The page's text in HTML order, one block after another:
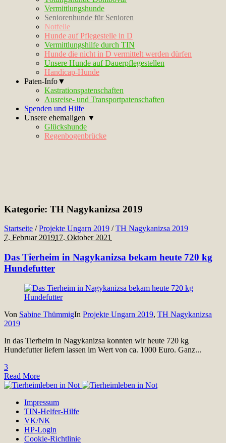
Vermittlungshunde
Seniorenhunde für Senioren
Notfelle
Hunde auf Pflegestelle in D
Vermittlungshilfe durch TIN
Hunde die nicht in D vermittelt werden dürfen
Unsere Hunde auf Dauerpflegestellen
Handicap-Hunde
Paten-Info▼
Kastrationspatenschaften
Ausreise- und Transportpatenschaften
Spenden und Hilfe
Unsere ehemaligen ▼
Glückshunde
Regenbogenbrücke
Kategorie: TH Nagykanizsa 2019
Startseite /Projekte Ungarn 2019 /TH Nagykanizsa 2019
7. Februar 201917. Oktober 2021
Das Tierheim in Nagykanizsa bekam heute 720 kg
Hundefutter
Von Sabine ThümmigIn Projekte Ungarn 2019, TH Nagykanizsa
2019
In das Tierheim in Nagykanizsa konnten wir heute 720 kg
Hundefutter liefern lassen im Wert von ca. 1000 Euro. Ganz...
3
Read More
Impressum
TIN-Helfer-Hilfe
VK/NK
HP-Login
Cookie-Richtlinie